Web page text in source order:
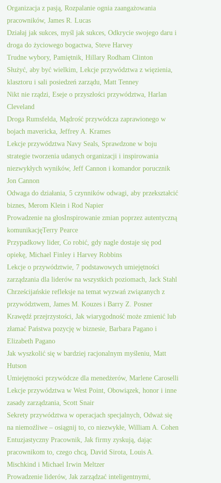
Organizacja z pasją, Rozpalanie ognia zaangażowania
pracowników, James R. Lucas
Działaj jak sukces, myśl jak sukces, Odkrycie swojego daru i
droga do życiowego bogactwa, Steve Harvey
Trudne wybory, Pamiętnik, Hillary Rodham Clinton
Służyć, aby być wielkim, Lekcje przywództwa z więzienia,
klasztoru i sali posiedzeń zarządu, Matt Tenney
Nikt nie rządzi, Eseje o przyszłości przywództwa, Harlan
Cleveland
Droga Rumsfelda, Mądrość przywódcza zaprawionego w
bojach mavericka, Jeffrey A. Krames
Lekcje przywództwa Navy Seals, Sprawdzone w boju
strategie tworzenia udanych organizacji i inspirowania
niezwykłych wyników, Jeff Cannon i komandor porucznik
Jon Cannon
Odwaga do działania, 5 czynników odwagi, aby przekształcić
biznes, Merom Klein i Rod Napier
Prowadzenie na głosInspirowanie zmian poprzez autentyczną
komunikacjęTerry Pearce
Przypadkowy lider, Co robić, gdy nagle dostaje się pod
opiekę, Michael Finley i Harvey Robbins
Lekcje o przywództwie, 7 podstawowych umiejętności
zarządzania dla liderów na wszystkich poziomach, Jack Stahl
Chrześcijańskie refleksje na temat wyzwań związanych z
przywództwem, James M. Kouzes i Barry Z. Posner
Krawędź przejrzystości, Jak wiarygodność może zmienić lub
złamać Państwa pozycję w biznesie, Barbara Pagano i
Elizabeth Pagano
Jak wyszkolić się w bardziej racjonalnym myśleniu, Matt
Hutson
Umiejętności przywódcze dla menedżerów, Marlene Caroselli
Lekcje przywództwa w West Point, Obowiązek, honor i inne
zasady zarządzania, Scott Snair
Sekrety przywództwa w operacjach specjalnych, Odważ się
na niemożliwe – osiągnij to, co niezwykłe, William A. Cohen
Entuzjastyczny Pracownik, Jak firmy zyskują, dając
pracownikom to, czego chcą, David Sirota, Louis A.
Mischkind i Michael Irwin Meltzer
Prowadzenie liderów, Jak zarządzać inteligentnymi,